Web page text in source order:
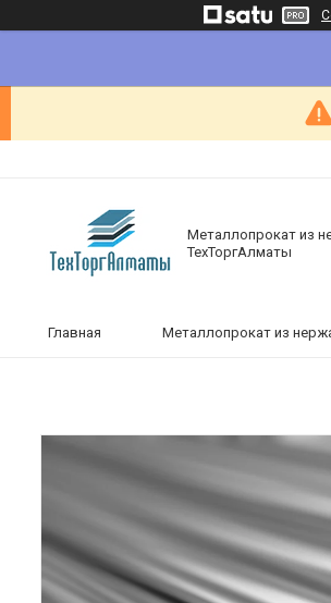
Металлопрокат из
ТехТоргАлматы
Главная Металлопрокат из